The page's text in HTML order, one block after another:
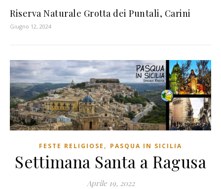
Riserva Naturale Grotta dei Puntali, Carini
Giugno 12, 2024
FESTE RELIGIOSE , PASQUA IN SICILIA
Settimana Santa a Ragusa
Aprile 19, 2022